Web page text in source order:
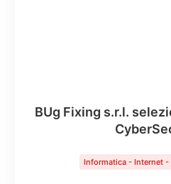
BUg Fixing s.r.l.
Informatica - Internet -